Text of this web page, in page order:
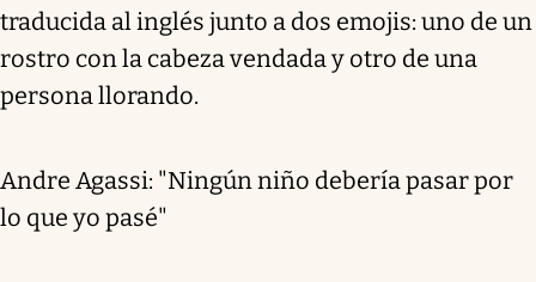
traducida al inglés junto a dos emojis: uno de un
rostro con la cabeza vendada y otro de una
persona llorando.
Andre Agassi: "Ningún niño debería pasar por
lo que yo pasé"